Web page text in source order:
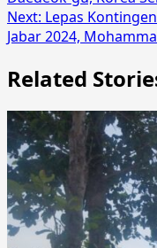
Next: Lepas
Jabar 2024,
Related